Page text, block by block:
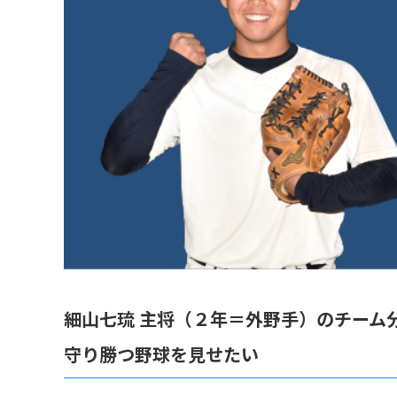
細山七琉 主将（２年＝外野手）のチーム
守り勝つ野球を見せたい